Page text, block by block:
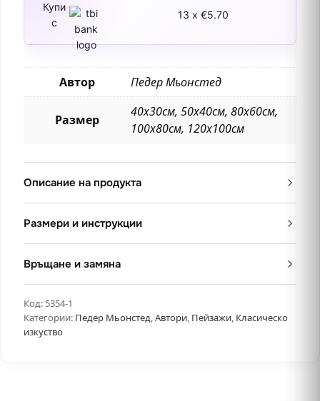
Купи
с
13 x €5.70
Автор Педер Мьонстед
Размер
40х30см, 50х40см, 80х60см,
100х80см, 120х100см
Описание на продукта
Размери и инструкции
Връщане и замяна
Код: 5354-1
Категории: Педер Мьонстед,Автори, Пейзажи, Класическо
изкуство